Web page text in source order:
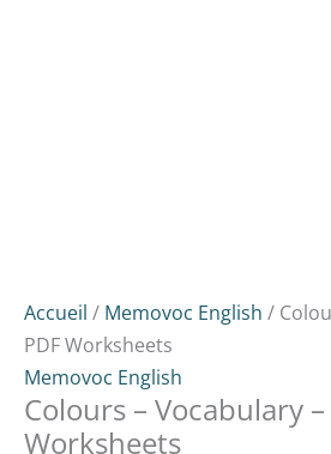
Accueil / Memovoc English /
PDF Worksheets
Memovoc English
Colours – Vocabulary –
Worksheets